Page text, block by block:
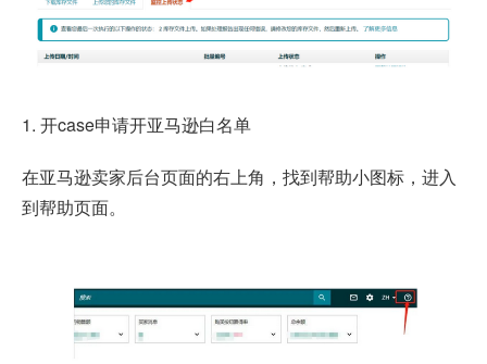
1. 开case申请开亚马逊白名单
在亚马逊卖家后台页面的右上角，找到帮助小图标，进入
到帮助页面。